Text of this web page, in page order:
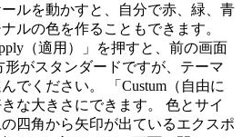
ルを動かすと、自分で赤、緑、青
ルの色を作ることもできます。
（適用）」を押すと、前の画面
がスタンダードですが、テーマ
でください。 「Custum（自由に
な大きさにできます。 色とサイ
四角から矢印が出ているエクスポ